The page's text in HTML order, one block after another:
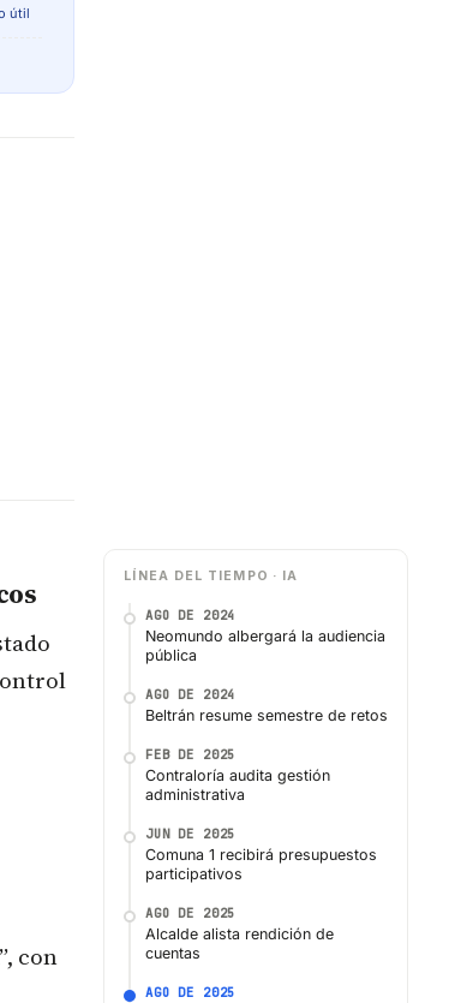
útil
con
LÍNEA DEL TIEMPO · IA
AGO DE 2024
Neomundo albergará la audiencia
pública
AGO DE 2024
Beltrán resume semestre de retos
FEB DE 2025
Contraloría audita gestión
administrativa
JUN DE 2025
Comuna 1 recibirá presupuestos
participativos
AGO DE 2025
Alcalde alista rendición de
cuentas
AGO DE 2025